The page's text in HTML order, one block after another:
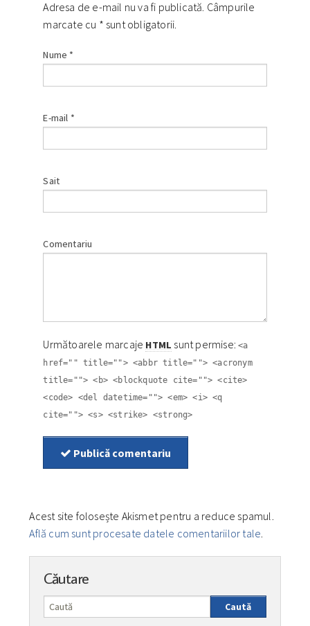
Adresa de e-mail nu va fi publicată. Câmpurile
marcate cu * sunt obligatorii.
Nume *
E-mail *
Sait
Comentariu
Următoarele marcaje HTML sunt permise:<a
href="" title=""> <abbr title=""> <acronym
title=""> <b> <blockquote cite=""> <cite>
<code> <del datetime=""> <em> <i> <q
cite=""> <s> <strike> <strong>
Publică comentariu
Acest site folosește Akismet pentru a reduce spamul.
Află cum sunt procesate datele comentariilor tale.
Căutare
Caută